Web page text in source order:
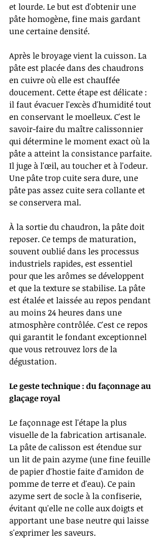
et lourde. Le but est d'obtenir une
pâte homogène, fine mais gardant
une certaine densité.
Après le broyage vient la cuisson. La
pâte est placée dans des chaudrons
en cuivre où elle est chauffée
doucement. Cette étape est délicate :
il faut évacuer l'excès d'humidité tout
en conservant le moelleux. C'est le
savoir-faire du maître calissonnier
qui détermine le moment exact où la
pâte a atteint la consistance parfaite.
Il juge à l'œil, au toucher et à l'odeur.
Une pâte trop cuite sera dure, une
pâte pas assez cuite sera collante et
se conservera mal.
À la sortie du chaudron, la pâte doit
reposer. Ce temps de maturation,
souvent oublié dans les processus
industriels rapides, est essentiel
pour que les arômes se développent
et que la texture se stabilise. La pâte
est étalée et laissée au repos pendant
au moins 24 heures dans une
atmosphère contrôlée. C'est ce repos
qui garantit le fondant exceptionnel
que vous retrouvez lors de la
dégustation.
Le geste technique : du façonnage au
glaçage royal
Le façonnage est l'étape la plus
visuelle de la fabrication artisanale.
La pâte de calisson est étendue sur
un lit de pain azyme (une fine feuille
de papier d'hostie faite d'amidon de
pomme de terre et d'eau). Ce pain
azyme sert de socle à la confiserie,
évitant qu'elle ne colle aux doigts et
apportant une base neutre qui laisse
s'exprimer les saveurs.